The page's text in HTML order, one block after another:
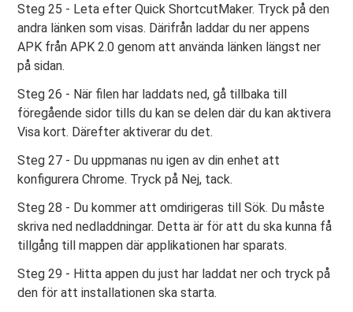
Steg 25 - Leta efter Quick ShortcutMaker. Tryck på den
andra länken som visas. Därifrån laddar du ner appens
APK från APK 2.0 genom att använda länken längst ner
på sidan.
Steg 26 - När filen har laddats ned, gå tillbaka till
föregående sidor tills du kan se delen där du kan aktivera
Visa kort. Därefter aktiverar du det.
Steg 27 - Du uppmanas nu igen av din enhet att
konfigurera Chrome. Tryck på Nej, tack.
Steg 28 - Du kommer att omdirigeras till Sök. Du måste
skriva ned nedladdningar. Detta är för att du ska kunna få
tillgång till mappen där applikationen har sparats.
Steg 29 - Hitta appen du just har laddat ner och tryck på
den för att installationen ska starta.